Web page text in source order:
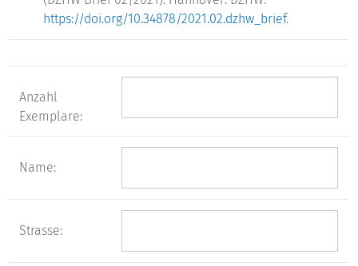
https://doi.org/10.34878/2021.02.dzhw_brief.
Anzahl
Exemplare:
Name:
Strasse: